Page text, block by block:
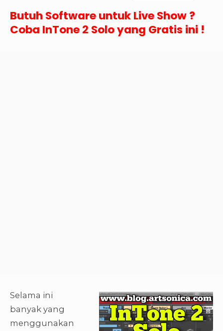
Butuh Software untuk Live Show ?
Coba InTone 2 Solo yang Gratis ini !
Selama ini
banyak yang
menggunakan